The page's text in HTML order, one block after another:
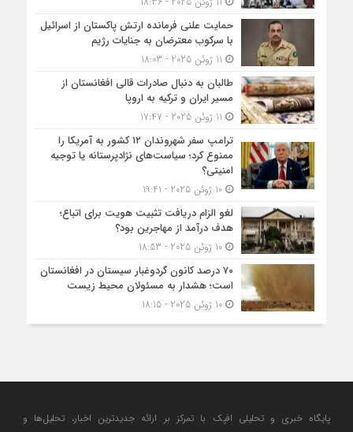
حمایت علنی فرمانده ارتش پاکستان از اسرائیل
با سرکوب معترضان به جنایات رژیم
طالبان به دنبال صادرات قالی افغانستان از
مسیر ایران و ترکیه به اروپا
ترامپ سفر شهروندان ۱۲ کشور به آمریکا را
ممنوع کرد؛ سیاست‌های نژادپرستانه یا توجیه
امنیتی؟
10 ژوئن 2025 - 19:41
لغو الزام دریافت تثبیت هویت برای اتباع؛
هدف درآمد از مهاجرین بود؟
10 ژوئن 2025 - 18:53
۷۰ درصد کانون گردوغبار سیستان در افغانستان
است؛ هشدار به مسئولان محیط زیست
10 ژوئن 2025 - 18:15
پایگاه خبری و تحلیلی افپک با تمرکز بر ارائه جدیدترین اخبار، تحلیل‌ها و